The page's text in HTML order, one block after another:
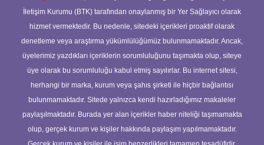
İletişim Kurumu (BTK) tarafından onaylanmış bir Yer Sağlayıcı olarak
hizmet vermektedir. Bu nedenle, sitedeki içerikleri proaktif olarak
denetleme veya araştırma yükümlülüğümüz bulunmamaktadır. Ancak,
üyelerimiz yazdıkları içeriklerin sorumluluğunu taşımakta olup, siteye
üye olarak bu sorumluluğu kabul etmiş sayılırlar. Bu internet sitesi,
herhangi bir marka, kurum veya şahıs şirketi ile hiçbir bağlantısı
bulunmamaktadır. Sitede yalnızca kendi hazırladığımız makaleler
paylaşılmaktadır. Burada yer alan içerikler haber niteliği taşımamakta
olup, gerçek kurum ve kişiler hakkında paylaşım yapılmamaktadır.